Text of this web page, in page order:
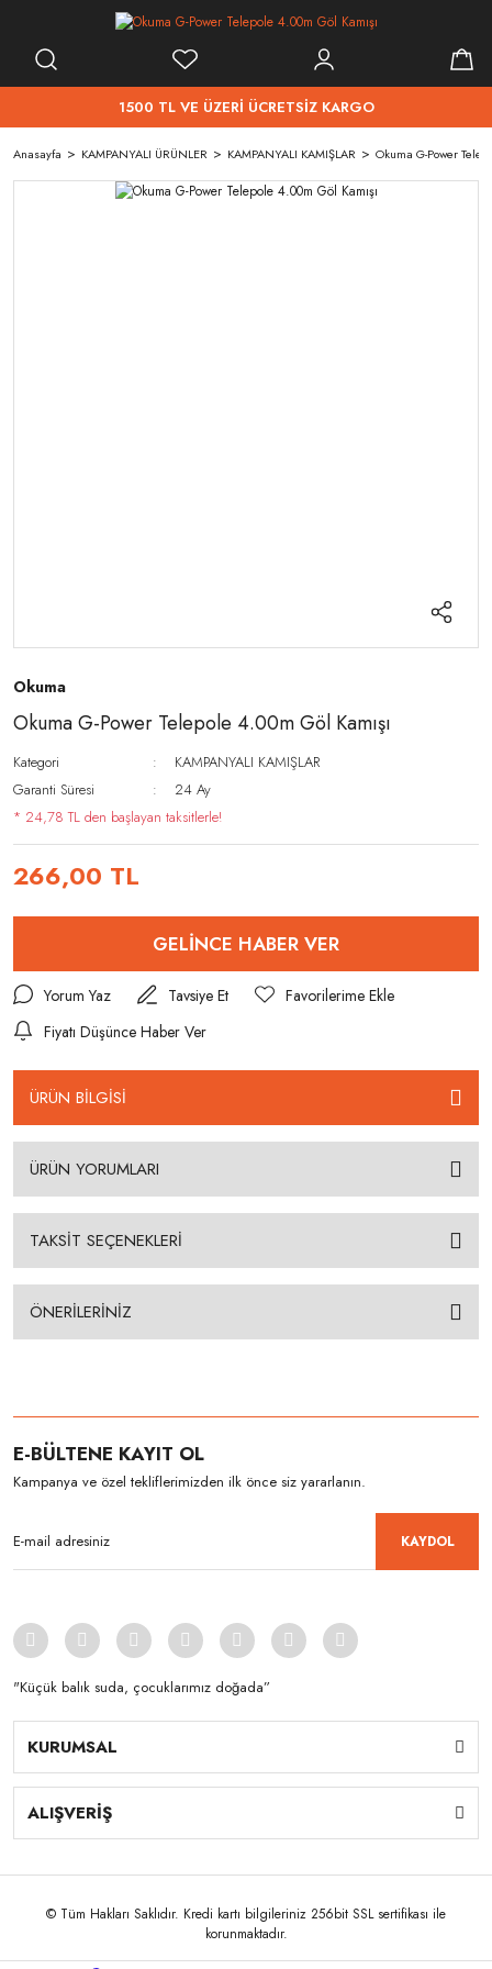
1500 TL VE ÜZERİ ÜCRETSİZ KARGO
Anasayfa KAMPANYALI ÜRÜNLER KAMPANYALI KAMIŞLAR Okuma G-Power
Okuma
Okuma G-Power Telepole 4.00m Göl Kamışı
Kategori
KAMPANYALI KAMIŞLAR
Garanti Süresi
24 Ay
* 24,78 TL den başlayan taksitlerle!
266,00 TL
GELİNCE HABER VER
Yorum Yaz
Tavsiye Et
Fiyatı Düşünce Haber Ver
ÜRÜN BİLGİSİ
ÜRÜN YORUMLARI
TAKSİT SEÇENEKLERİ
ÖNERİLERİNİZ
E-BÜLTENE KAYIT OL
Kampanya ve özel tekliflerimizden ilk önce siz yararlanın.
KAYDOL
"Küçük balık suda, çocuklarımız doğada”
KURUMSAL
ALIŞVERİŞ
© Tüm Hakları Saklıdır. Kredi kartı bilgileriniz 256bit SSL sertifikası ile
korunmaktadır.